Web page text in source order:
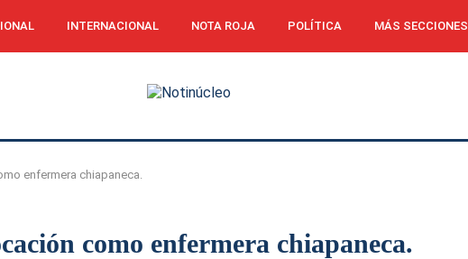
INTERNACIONAL NOTA ROJA POLÍTICA MÁS SECCIONES
enfermera chiapaneca.
como enfermera chiapaneca.